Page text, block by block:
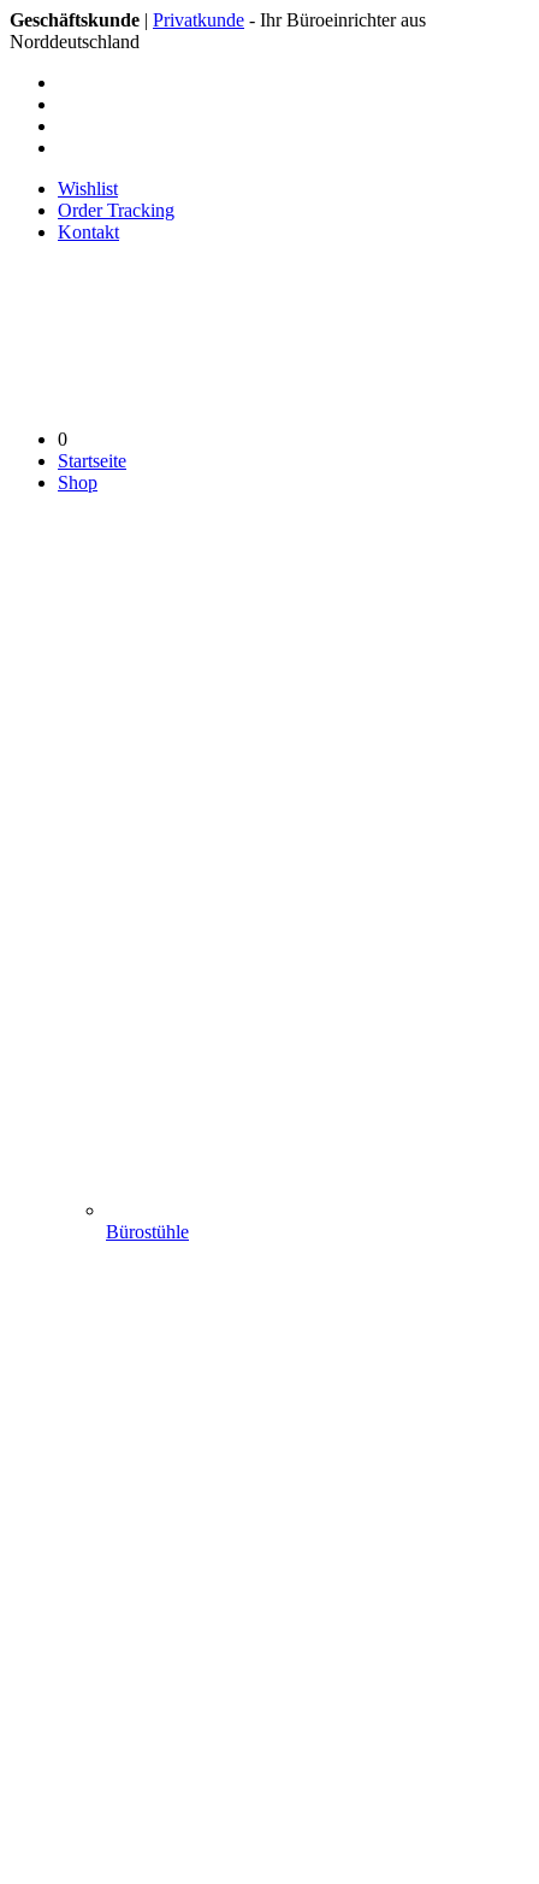
Geschäftskunde | Privatkunde - Ihr Büroeinrichter aus
Norddeutschland
Wishlist
Order Tracking
Kontakt
0
Startseite
Shop
Bürostühle